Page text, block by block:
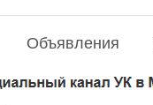
Объявления